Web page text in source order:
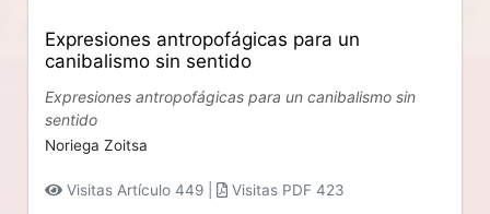
Expresiones antropofágicas para un
canibalismo sin sentido
Expresiones antropofágicas para un canibalismo sin
sentido
Noriega Zoitsa
Visitas Artículo 449 | Visitas PDF 423